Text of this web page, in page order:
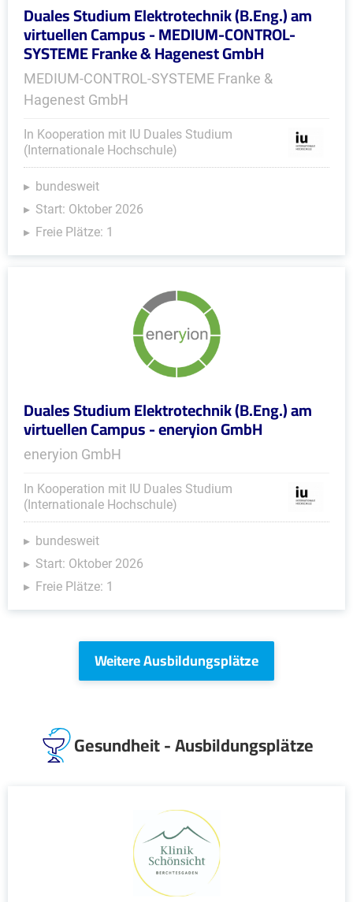
Duales Studium Elektrotechnik (B.Eng.) am
virtuellen Campus - MEDIUM-CONTROL-
SYSTEME Franke & Hagenest GmbH
MEDIUM-CONTROL-SYSTEME Franke &
Hagenest GmbH
In Kooperation mit IU Duales Studium
(Internationale Hochschule)
bundesweit
Start: Oktober 2026
Freie Plätze: 1
Duales Studium Elektrotechnik (B.Eng.) am
virtuellen Campus - eneryion GmbH
eneryion GmbH
In Kooperation mit IU Duales Studium
(Internationale Hochschule)
bundesweit
Start: Oktober 2026
Freie Plätze: 1
Weitere Ausbildungsplätze
Gesundheit - Ausbildungsplätze